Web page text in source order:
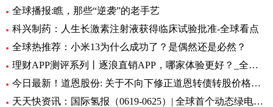
全球播报:瞧，那些“逆袭”的老手艺
科兴制药：人生长激素注射液获得临床试验批准-全球看点
全球热推荐：小米13为什么成功了？是偶然还是必然？
理财APP测评系列丨逐浪直销APP，哪家体验更好？_全球今亮点
今日最新！道恩股份: 关于不向下修正道恩转债转股价格的公告
天天快资讯：国际氢报（0619-0625）| 全球首个动态绿电制氨工厂初具规模；MTU开发液氢航空燃料电池技术；道达尔致力于绿氢炼油……